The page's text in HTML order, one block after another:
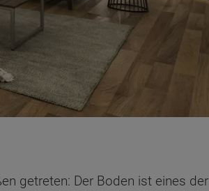
getreten: Der Boden ist eines der